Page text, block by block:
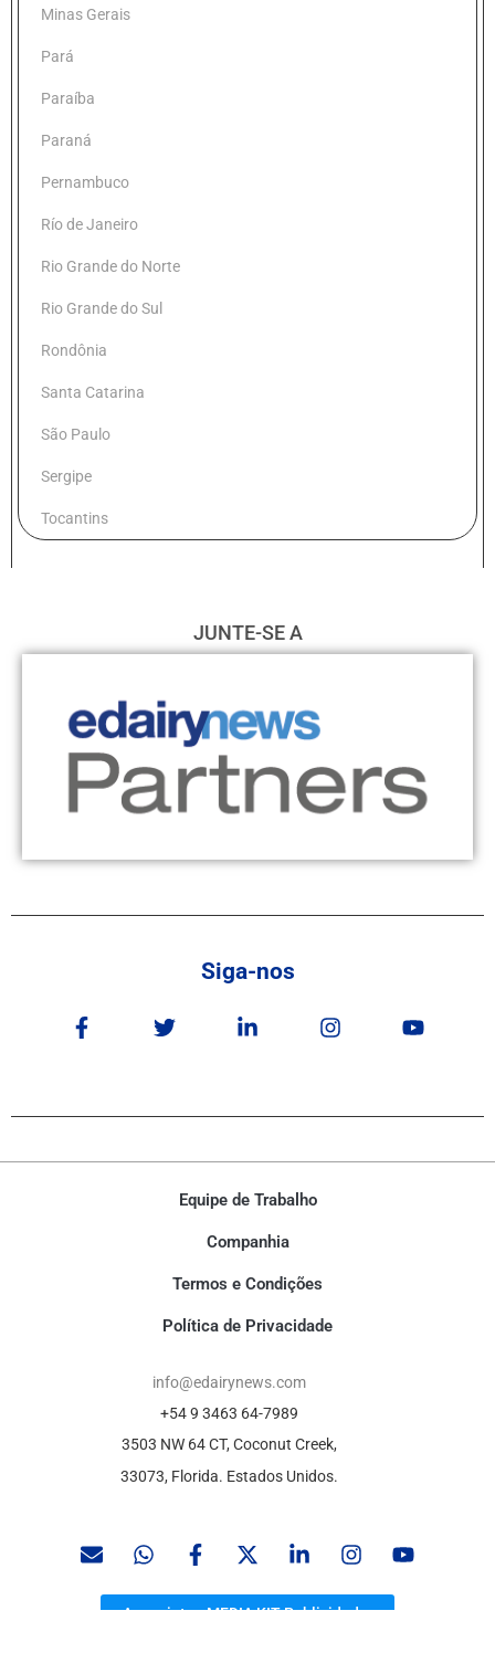
Minas Gerais
Pará
Paraíba
Paraná
Pernambuco
Río de Janeiro
Rio Grande do Norte
Rio Grande do Sul
Rondônia
Santa Catarina
São Paulo
Sergipe
Tocantins
JUNTE-SE A
Siga-nos
Equipe de Trabalho
Companhia
Termos e Condições
Política de Privacidade
info@edairynews.com
+54 9 3463 64-7989
3503 NW 64 CT, Coconut Creek,
33073, Florida. Estados Unidos.
Anunciate - MEDIA KIT Publicidade.